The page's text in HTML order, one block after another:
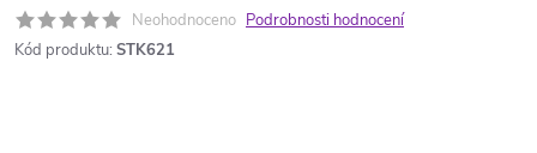
Neohodnoceno Podrobnosti hodnocení
Kód produktu: STK621